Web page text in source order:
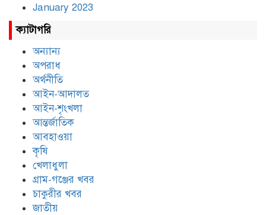
January 2023
ক্যাটাগরি
অন্যান্য
অপরাধ
অর্থনীতি
আইন-আদালত
আইন-শৃংখলা
আন্তর্জাতিক
আবহাওয়া
কৃষি
খেলাধুলা
গ্রাম-গঞ্জের খবর
চাকুরীর খবর
জাতীয়